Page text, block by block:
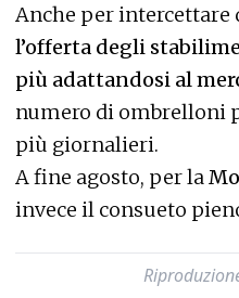
Anche per intercettare
l’offerta degli
più adattandosi al
numero di ombrelloni
più giornalieri.
A fine agosto, per la
invece il consueto